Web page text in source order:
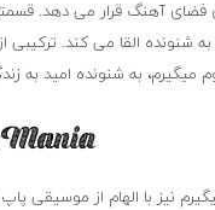
فضای آهنگ قرار می دهد.
به شنونده القا می کند.
میگیرم، به شنونده امید به
نیز با الهام از